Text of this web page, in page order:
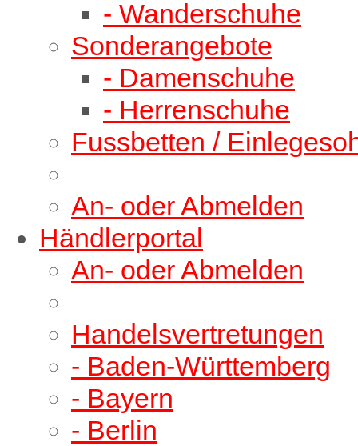
- Wanderschuhe
Sonderangebote
- Damenschuhe
- Herrenschuhe
Fussbetten /
An- oder Abmelden
Händlerportal
An- oder Abmelden
Handelsvertretungen
- Baden-Württemberg
- Bayern
- Berlin